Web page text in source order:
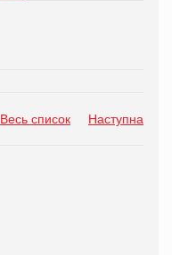
Весь список Наступна